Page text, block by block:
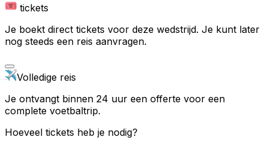
tickets
Je boekt direct tickets voor deze wedstrijd. Je kunt later
nog steeds een reis aanvragen.
Volledige reis
Je ontvangt binnen 24 uur een offerte voor een
complete voetbaltrip.
Hoeveel tickets heb je nodig?